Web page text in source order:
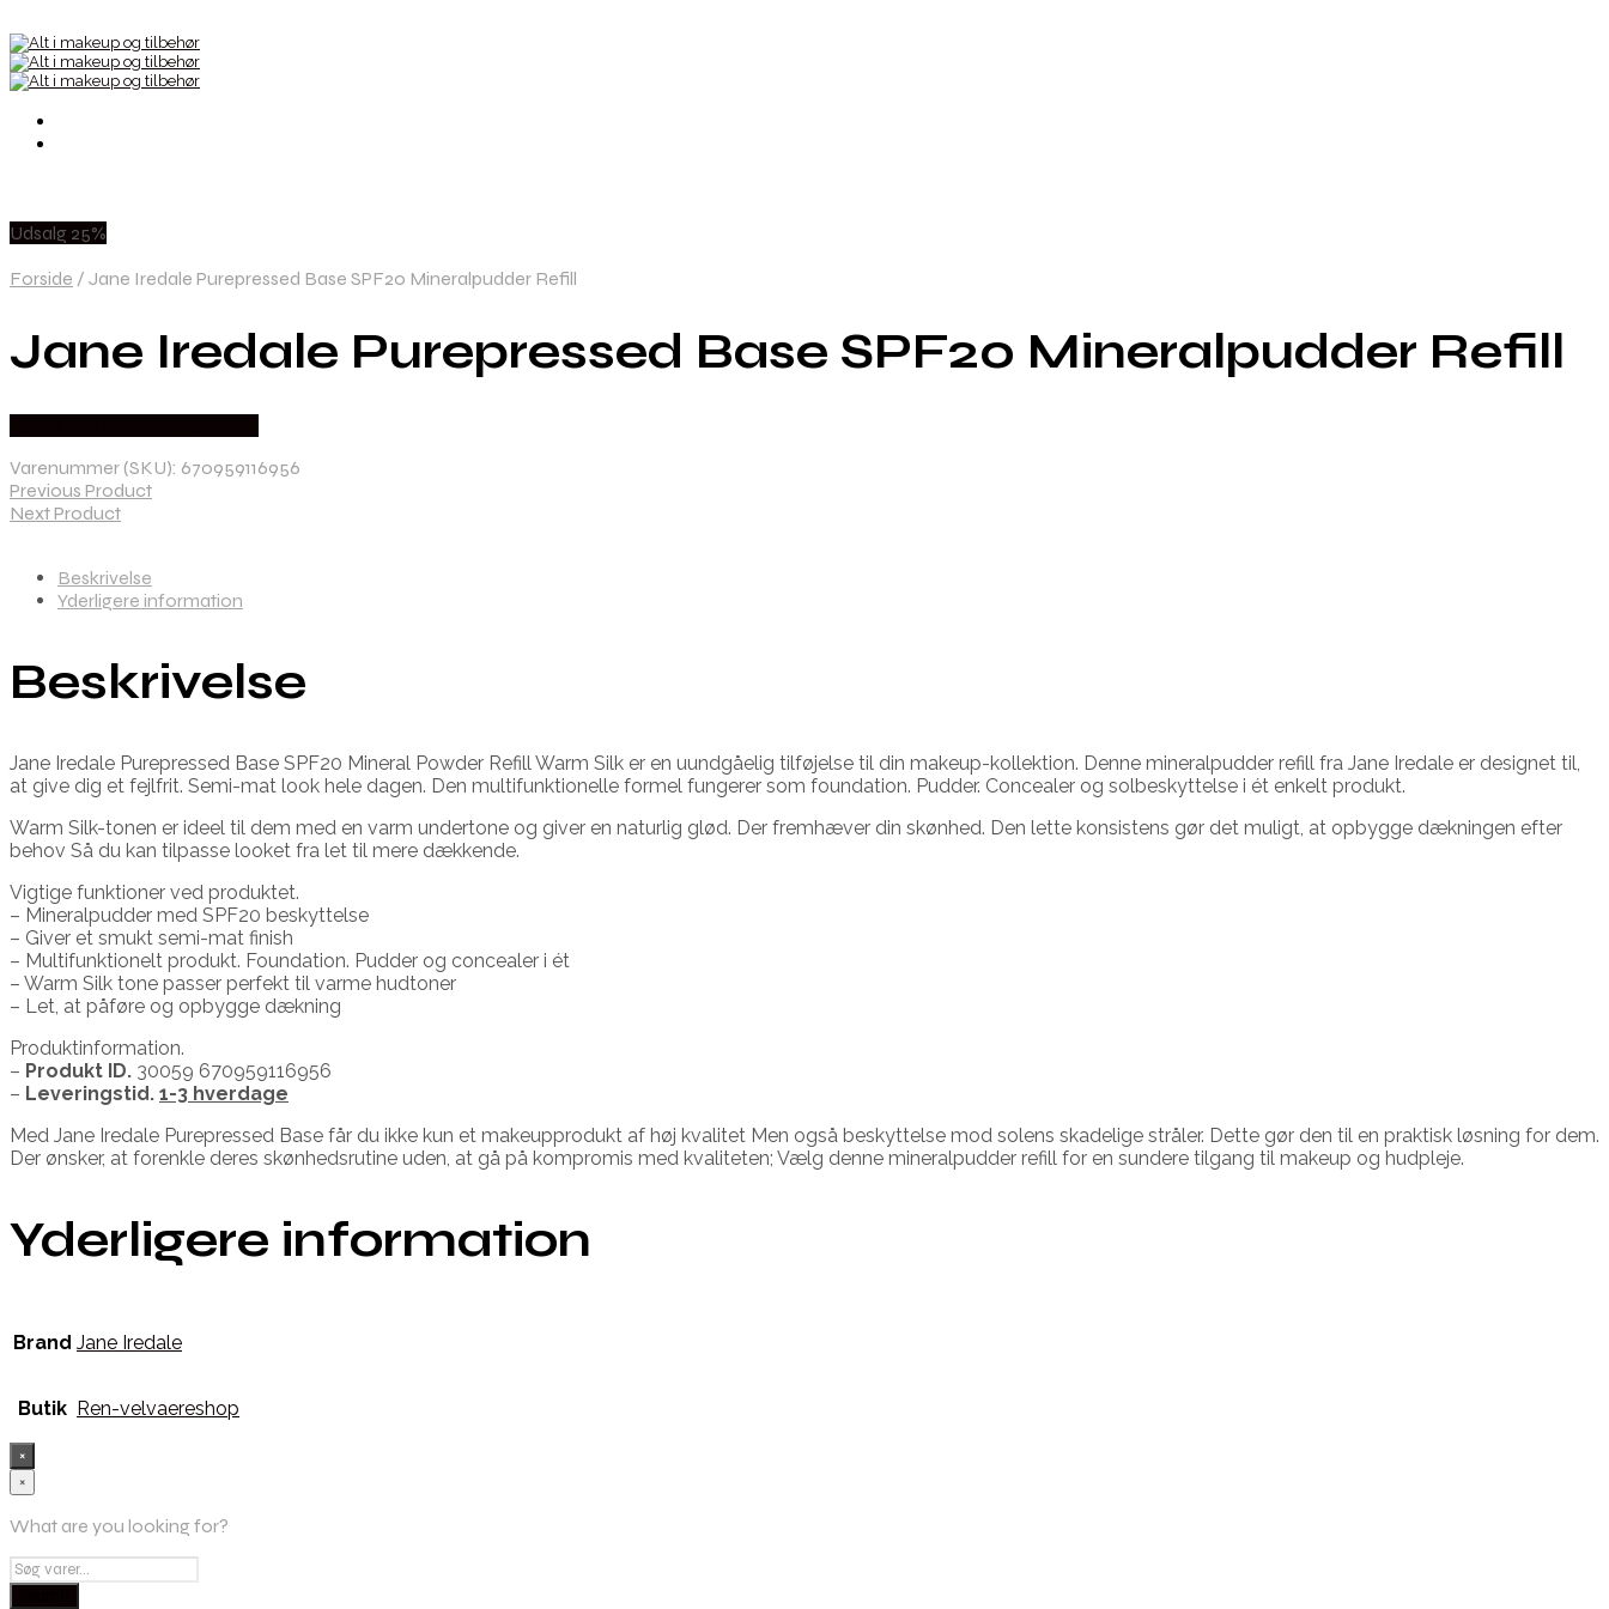
Udsalg 25%
Forside / Jane Iredale Purepressed Base SPF20 Mineralpudder Refill
Jane Iredale Purepressed Base SPF20 Mineralpudder Refill
Varenummer (SKU): 670959116956
Previous Product
Next Product
Beskrivelse
Yderligere information
Beskrivelse
Jane Iredale Purepressed Base SPF20 Mineral Powder Refill Warm Silk er en uundgåelig tilføjelse til din makeup-kollektion. Denne mineralpudder refill fra Jane Iredale er designet til,
at give dig et fejlfrit. Semi-mat look hele dagen. Den multifunktionelle formel fungerer som foundation. Pudder. Concealer og solbeskyttelse i ét enkelt produkt.
Warm Silk-tonen er ideel til dem med en varm undertone og giver en naturlig glød. Der fremhæver din skønhed. Den lette konsistens gør det muligt, at opbygge dækningen efter
behov Så du kan tilpasse looket fra let til mere dækkende.
Vigtige funktioner ved produktet.
– Mineralpudder med SPF20 beskyttelse
– Giver et smukt semi-mat finish
– Multifunktionelt produkt. Foundation. Pudder og concealer i ét
– Warm Silk tone passer perfekt til varme hudtoner
– Let, at påføre og opbygge dækning
Produktinformation.
– Produkt ID. 30059 670959116956
– Leveringstid. 1-3 hverdage
Med Jane Iredale Purepressed Base får du ikke kun et makeupprodukt af høj kvalitet Men også beskyttelse mod solens skadelige stråler. Dette gør den til en praktisk løsning for dem.
Der ønsker, at forenkle deres skønhedsrutine uden, at gå på kompromis med kvaliteten; Vælg denne mineralpudder refill for en sundere tilgang til makeup og hudpleje.
Yderligere information
Brand Jane Iredale
Butik Ren-velvaereshop
×
×
What are you looking for?